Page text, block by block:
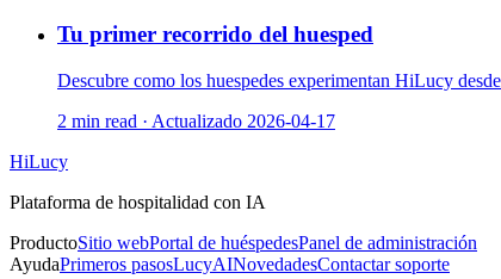
Tu primer recorrido del huesped
Descubre como los huespedes experimentan HiLucy
2 min read · Actualizado 2026-04-17
HiLucy
Plataforma de hospitalidad con IA
ProductoSitio webPortal de huéspedesPanel de administración
AyudaPrimeros pasosLucyAINovedadesContactar soporte